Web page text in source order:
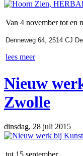
Van 4 november tot en
Denneweg 64, 2514 CJ
lees meer
Nieuw
Zwolle
dinsdag, 28 juli 2015
tot 15 september.